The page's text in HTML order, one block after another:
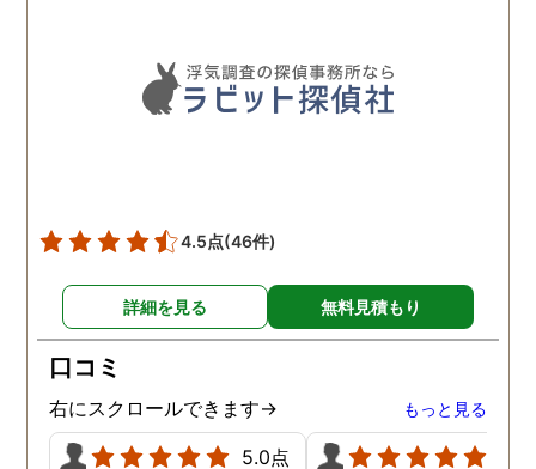
した。追加の調査費用など
もなく、探偵選びの重要さ
を感じました。
4.5点(46件)
詳細を見る 無料見積もり
口コミ
右にスクロールできます→ もっと見る
5.0点